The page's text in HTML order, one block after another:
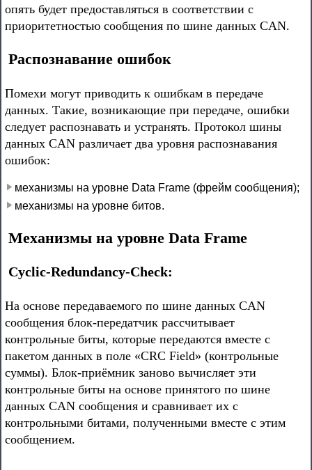
опять будет предоставляться в соответствии с
приоритетностью сообщения по шине данных CAN.
Распознавание ошибок
Помехи могут приводить к ошибкам в передаче
данных. Такие, возникающие при передаче, ошибки
следует распознавать и устранять. Протокол шины
данных CAN различает два уровня распознавания
ошибок:
механизмы на уровне Data Frame (фрейм сообщения);
механизмы на уровне битов.
Механизмы на уровне Data Frame
Cyclic-Redundancy-Check:
На основе передаваемого по шине данных CAN
сообщения блок-передатчик рассчитывает
контрольные биты, которые передаются вместе с
пакетом данных в поле «CRC Field» (контрольные
суммы). Блок-приёмник заново вычисляет эти
контрольные биты на основе принятого по шине
данных CAN сообщения и сравнивает их с
контрольными битами, полученными вместе с этим
сообщением.